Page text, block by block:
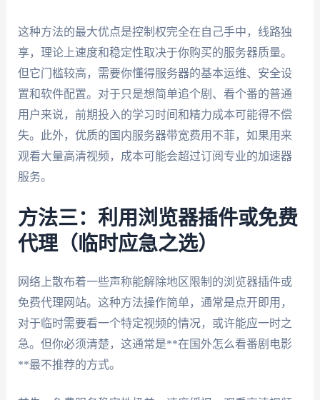
这种方法的最大优点是控制权完全在自己手中，线路独
享，理论上速度和稳定性取决于你购买的服务器质量。
但它门槛较高，需要你懂得服务器的基本运维、安全设
置和软件配置。对于只是想简单追个剧、看个番的普通
用户来说，前期投入的学习时间和精力成本可能得不偿
失。此外，优质的国内服务器带宽费用不菲，如果用来
观看大量高清视频，成本可能会超过订阅专业的加速器
服务。
方法三：利用浏览器插件或免费
代理（临时应急之选）
网络上散布着一些声称能解除地区限制的浏览器插件或
免费代理网站。这种方法操作简单，通常是点开即用，
对于临时需要看一个特定视频的情况，或许能应一时之
急。但你必须清楚，这通常是**在国外怎么看番剧电影
**最不推荐的方式。